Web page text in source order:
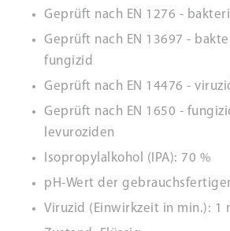
Geprüft nach EN 1276 -
Geprüft nach EN 13697 -
fungizid
Geprüft nach EN 14476 -
Geprüft nach EN 1650 -
levuroziden
Isopropylalkohol (IPA): 70 %
pH-Wert der
Viruzid (Einwirkzeit in min.): 1